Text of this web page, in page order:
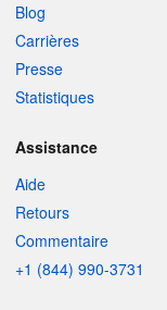
Blog
Carrières
Presse
Statistiques
Assistance
Aide
Retours
Commentaire
+1 (844) 990-3731